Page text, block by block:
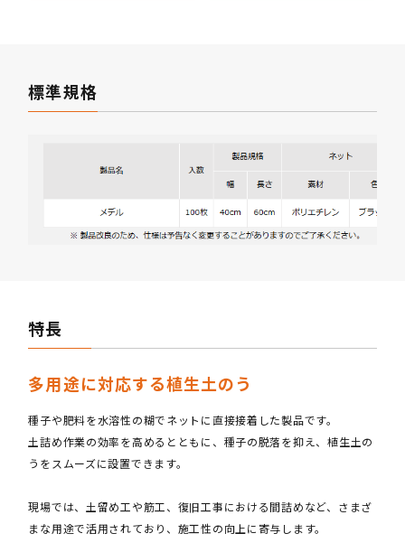
標準規格
特長
多用途に対応する植生土のう
種子や肥料を水溶性の糊でネットに直接接着した製品です。
土詰め作業の効率を高めるとともに、種子の脱落を抑え、植生土の
うをスムーズに設置できます。
現場では、土留め工や筋工、復旧工事における間詰めなど、さまざ
まな用途で活用されており、施工性の向上に寄与します。